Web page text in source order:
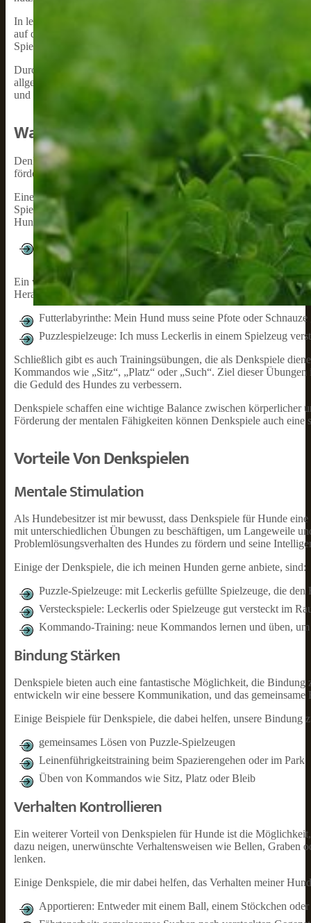
In letzter Zeit haben sich Hundetrainer und Experten verstärkt
auf dem Markt, die auf unterschiedliche kognitive Fähigkeiten
Spiele können von einfachen Suchspielen bis hin zu komplexen
Durch die Integration von Denkspielen in das tägliche Leben
allgemeinen Gehorsam und die Frustrationstoleranz verbessert,
und zufriedene Hunde ein glücklicheres und gesünderes Leben.
Was Sind Denkspiele Für Hunde
Denkspiele für Hunde sind interaktive Beschäftigungen, die
fördern. Als Hundebesitzer möchte ich die verschiedenen Arten
Eines der häufigsten Denkspiele ist das Leckerli-Versteckspiel.
Spielzeugen, und beobachte, wie mein Hund seine Nase und
Hundes.
Art des Denkspiels: Leckerli-Versteckspiel
Vorteile: Fördert Geruchssinn und Neugier
Ein weiteres beliebtes Denkspiel ist das sogenannte
Herausforderungen zu bieten. Beispiele hierfür sind:
Futterlabyrinthe: Mein Hund muss seine Pfote oder
Puzzlespielzeuge: Ich muss Leckerlis in einem Spielzeug
Schließlich gibt es auch Trainingsübungen, die als Denkspiele
Kommandos wie „Sitz“, „Platz“ oder „Such“. Ziel dieser
die Geduld des Hundes zu verbessern.
Denkspiele schaffen eine wichtige Balance zwischen körperlicher
Förderung der mentalen Fähigkeiten können Denkspiele auch
Vorteile Von Denkspielen
Mentale Stimulation
Als Hundebesitzer ist mir bewusst, dass Denkspiele für Hunde
mit unterschiedlichen Übungen zu beschäftigen, um Langeweile
Problemlösungsverhalten des Hundes zu fördern und seine
Einige der Denkspiele, die ich meinen Hunden gerne anbiete, sind:
Puzzle-Spielzeuge: mit Leckerlis gefüllte Spielzeuge, die
Versteckspiele: Leckerlis oder Spielzeuge gut versteckt im
Kommando-Training: neue Kommandos lernen und üben,
Bindung Stärken
Denkspiele bieten auch eine fantastische Möglichkeit, die
entwickeln wir eine bessere Kommunikation, und das gemeinsame
Einige Beispiele für Denkspiele, die dabei helfen, unsere Bindung
gemeinsames Lösen von Puzzle-Spielzeugen
Leinenführigkeitstraining beim Spazierengehen oder im Park
Üben von Kommandos wie Sitz, Platz oder Bleib
Verhalten Kontrollieren
Ein weiterer Vorteil von Denkspielen für Hunde ist die
dazu neigen, unerwünschte Verhaltensweisen wie Bellen, Graben
lenken.
Einige Denkspiele, die mir dabei helfen, das Verhalten meiner
Apportieren: Entweder mit einem Ball, einem Stöckchen